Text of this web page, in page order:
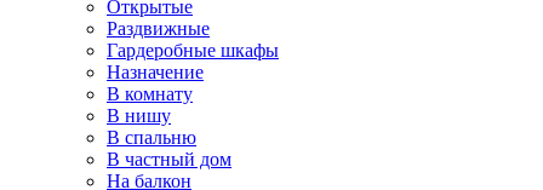
Открытые
Раздвижные
Гардеробные шкафы
Назначение
В комнату
В нишу
В спальню
В частный дом
На балкон